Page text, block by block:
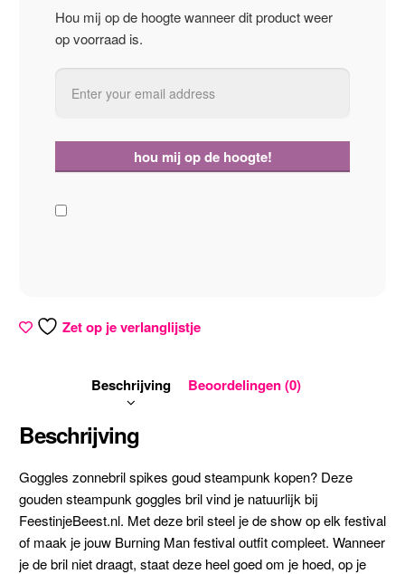
Hou mij op de hoogte wanneer dit product weer
op voorraad is.
Zet op je verlanglijstje
Beschrijving Beoordelingen (0)
Beschrijving
Goggles zonnebril spikes goud steampunk kopen? Deze
gouden steampunk goggles bril vind je natuurlijk bij
FeestinjeBeest.nl. Met deze bril steel je de show op elk festival
of maak je jouw Burning Man festival outfit compleet. Wanneer
je de bril niet draagt, staat deze heel goed om je hoed, op je